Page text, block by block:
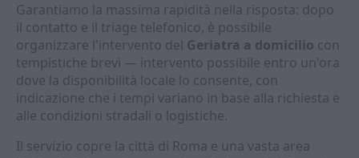
Garantiamo la massima rapidità nella risposta: dopo
il contatto e il triage telefonico, è possibile
organizzare l'intervento del Geriatra a domicilio con
tempistiche brevi — intervento possibile entro un'ora
dove la disponibilità locale lo consente, con
indicazione che i tempi variano in base alla richiesta e
alle condizioni stradali o logistiche.
Il servizio copre la città di Roma e una vasta area